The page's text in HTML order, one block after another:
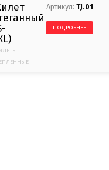
TJ.01
ПОДРОБНЕЕ